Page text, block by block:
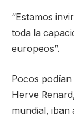
“Estamos
toda la
europeos”.
Pocos
Herve
mundial, iban